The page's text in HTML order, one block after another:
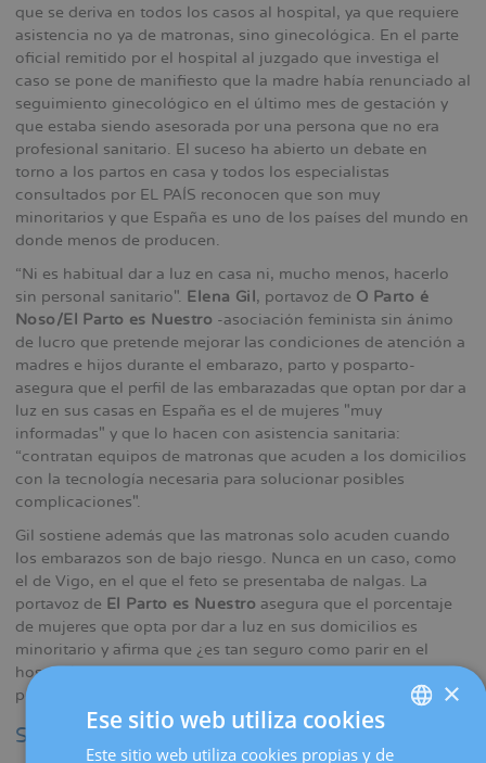
que se deriva en todos los casos al hospital, ya que requiere
asistencia no ya de matronas, sino ginecológica. En el parte
oficial remitido por el hospital al juzgado que investiga el
caso se pone de manifiesto que la madre había renunciado al
seguimiento ginecológico en el último mes de gestación y
que estaba siendo asesorada por una persona que no era
profesional sanitario. El suceso ha abierto un debate en
torno a los partos en casa y todos los especialistas
consultados por EL PAÍS reconocen que son muy
minoritarios y que España es uno de los países del mundo en
donde menos de producen.
“Ni es habitual dar a luz en casa ni, mucho menos, hacerlo
sin personal sanitario". Elena Gil , portavoz de O Parto é
Noso/El Parto es Nuestro -asociación feminista sin ánimo
de lucro que pretende mejorar las condiciones de atención a
madres e hijos durante el embarazo, parto y posparto-
asegura que el perfil de las embarazadas que optan por dar a
luz en sus casas en España es el de mujeres "muy
informadas" y que lo hacen con asistencia sanitaria:
“contratan equipos de matronas que acuden a los domicilios
con la tecnología necesaria para solucionar posibles
complicaciones".
Gil sostiene además que las matronas solo acuden cuando
los embarazos son de bajo riesgo. Nunca en un caso, como
el de Vigo, en el que el feto se presentaba de nalgas. La
portavoz de El Parto es Nuestro asegura que el porcentaje
de mujeres que opta por dar a luz en sus domicilios es
minoritario y afirma que ¿es tan seguro como parir en el
hospital cuando es de bajo riesgo y está atendido por un
profesional sanitario y con todos los medios".
Sin visita ginecológica
SPANISH
×
Ese sitio web utiliza cookies
Este sitio web utiliza cookies propias y de